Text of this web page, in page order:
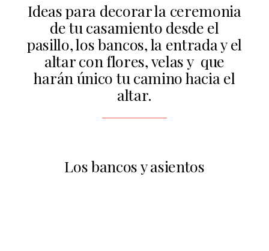
Ideas para decorar la ceremonia
de tu casamiento desde el
pasillo, los bancos, la entrada y el
altar con flores, velas y que
harán único tu camino hacia el
altar.
Los bancos y asientos